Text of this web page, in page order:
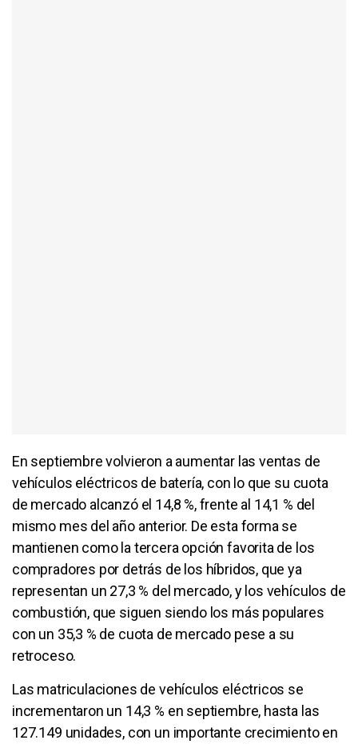
En septiembre volvieron a aumentar las ventas de
vehículos eléctricos de batería, con lo que su cuota
de mercado alcanzó el 14,8 %, frente al 14,1 % del
mismo mes del año anterior. De esta forma se
mantienen como la tercera opción favorita de los
compradores por detrás de los híbridos, que ya
representan un 27,3 % del mercado, y los vehículos de
combustión, que siguen siendo los más populares
con un 35,3 % de cuota de mercado pese a su
retroceso.
Las matriculaciones de vehículos eléctricos se
incrementaron un 14,3 % en septiembre, hasta las
127.149 unidades, con un importante crecimiento en